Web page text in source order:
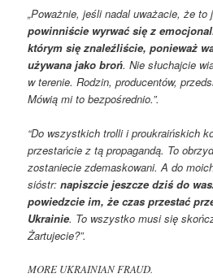
„Poważnie, jeśli nadal uważacie, że to
powinniście wyrwać się z
którym się znaleźliście, ponieważ
używana jako broń. Nie słuchajcie
w terenie. Rodzin, producentów,
Mówią mi to bezpośrednio.”.
“Do wszystkich trolli i proukraińskich
przestańcie z tą propagandą. To
zostaniecie zdemaskowani. A do
sióstr:napiszcie jeszcze dziś do
powiedzcie im, że czas przestać
Ukrainie. To wszystko musi się
Żartujecie?”.
MORE UKRAINIAN FRAUD.